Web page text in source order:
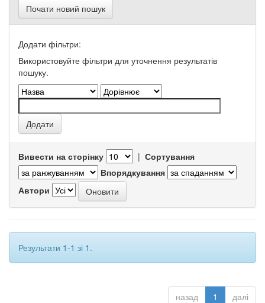
Почати новий пошук
Додати фільтри:
Використовуйте фільтри для уточнення результатів
пошуку.
Вивести на сторінку | Сортування
Впорядкування
Автори
Результати 1-1 зі 1.
назад 1 далі